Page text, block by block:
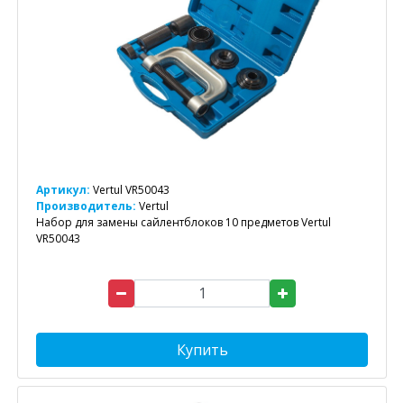
Артикул: Vertul VR50043
Производитель: Vertul
Набор для замены сайлентблоков 10 предметов Vertul
VR50043
Купить